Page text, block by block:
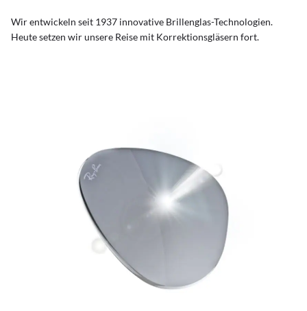
Wir entwickeln seit 1937 innovative Brillenglas-Technologien.
Heute setzen wir unsere Reise mit Korrektionsgläsern fort.